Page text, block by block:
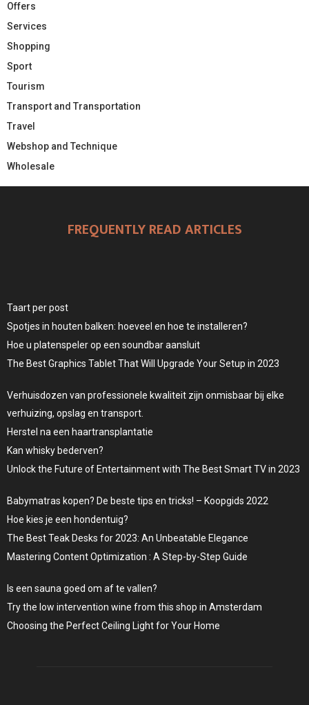
Offers
Services
Shopping
Sport
Tourism
Transport and Transportation
Travel
Webshop and Technique
Wholesale
FREQUENTLY READ ARTICLES
Taart per post
Spotjes in houten balken: hoeveel en hoe te installeren?
Hoe u platenspeler op een soundbar aansluit
The Best Graphics Tablet That Will Upgrade Your Setup in 2023
Verhuisdozen van professionele kwaliteit zijn onmisbaar bij elke
verhuizing, opslag en transport.
Herstel na een haartransplantatie
Kan whisky bederven?
Unlock the Future of Entertainment with The Best Smart TV in 2023
Babymatras kopen? De beste tips en tricks! – Koopgids 2022
Hoe kies je een hondentuig?
The Best Teak Desks for 2023: An Unbeatable Elegance
Mastering Content Optimization : A Step-by-Step Guide
Is een sauna goed om af te vallen?
Try the low intervention wine from this shop in Amsterdam
Choosing the Perfect Ceiling Light for Your Home